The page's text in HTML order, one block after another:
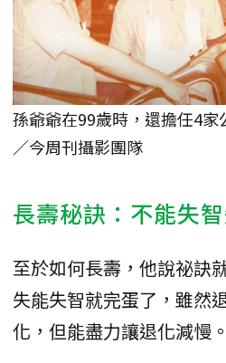
孫爺爺在99歲時，還擔任4家
／今周刊攝影團隊
長壽秘訣：不能失
至於如何長壽，他說祕訣
失能失智就完蛋了，雖然
化，但能盡力讓退化減慢。